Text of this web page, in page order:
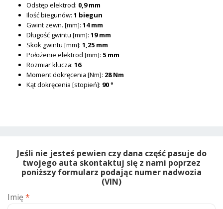
Odstęp elektrod: 0,9 mm
Ilość biegunów:1 biegun
Gwint zewn. [mm]:14 mm
Długość gwintu [mm]:19 mm
Skok gwintu [mm]:1,25 mm
Położenie elektrod [mm]: 5 mm
Rozmiar klucza:16
Moment dokręcenia [Nm]: 28 Nm
Kąt dokręcenia [stopień]: 90 °
Jeśli nie jesteś pewien czy dana część pasuje do
twojego auta skontaktuj się z nami poprzez
poniższy formularz podając numer nadwozia
(VIN)
Imię *